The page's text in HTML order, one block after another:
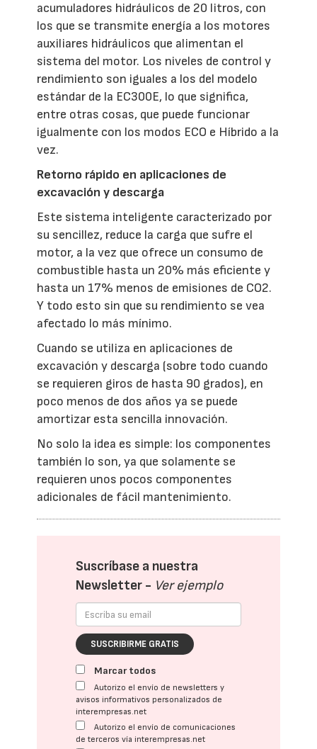
acumuladores hidráulicos de 20 litros, con
los que se transmite energía a los motores
auxiliares hidráulicos que alimentan el
sistema del motor. Los niveles de control y
rendimiento son iguales a los del modelo
estándar de la EC300E, lo que significa,
entre otras cosas, que puede funcionar
igualmente con los modos ECO e Híbrido a la
vez.
Retorno rápido en aplicaciones de
excavación y descarga
Este sistema inteligente caracterizado por
su sencillez, reduce la carga que sufre el
motor, a la vez que ofrece un consumo de
combustible hasta un 20% más eficiente y
hasta un 17% menos de emisiones de CO2.
Y todo esto sin que su rendimiento se vea
afectado lo más mínimo.
Cuando se utiliza en aplicaciones de
excavación y descarga (sobre todo cuando
se requieren giros de hasta 90 grados), en
poco menos de dos años ya se puede
amortizar esta sencilla innovación.
No solo la idea es simple: los componentes
también lo son, ya que solamente se
requieren unos pocos componentes
adicionales de fácil mantenimiento.
Suscríbase a nuestra
Newsletter - Ver ejemplo
SUSCRIBIRME GRATIS
Marcar todos
Autorizo el envío de newsletters y
avisos informativos personalizados de
interempresas.net
Autorizo el envío de comunicaciones
de terceros vía interempresas.net